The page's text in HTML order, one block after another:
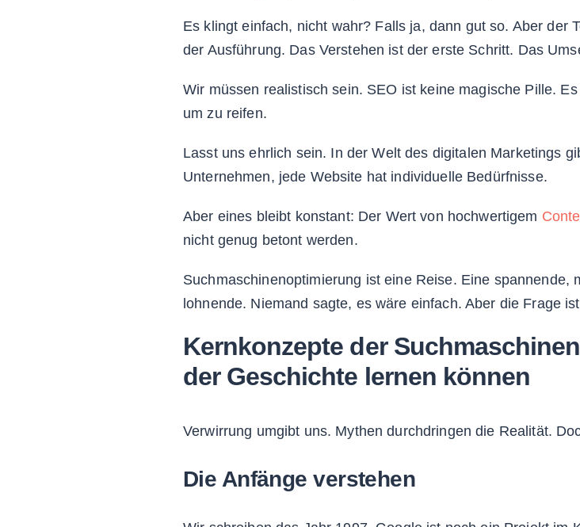
Es klingt einfach, nicht wahr? Falls ja, dann gut so. Aber der
der Ausführung. Das Verstehen ist der erste Schritt. Das
Wir müssen realistisch sein. SEO ist keine magische Pille.
um zu reifen.
Lasst uns ehrlich sein. In der Welt des digitalen Marketings
Unternehmen, jede Website hat individuelle Bedürfnisse.
Aber eines bleibt konstant: Der Wert von hochwertigem
nicht genug betont werden.
Suchmaschinenoptimierung ist eine Reise. Eine spannende,
lohnende. Niemand sagte, es wäre einfach. Aber die Frage
Kernkonzepte der
der Geschichte lernen können
Verwirrung umgibt uns. Mythen durchdringen die Realität.
Die Anfänge verstehen